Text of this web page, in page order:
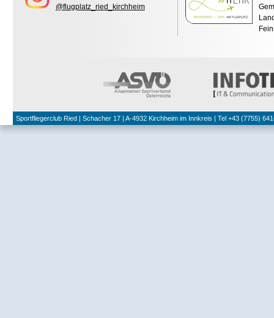
@flugplatz_ried_kirchheim
Sportfliegerclub Ried | Schacher 17 | A-4932 Kirchheim im Innkreis | Tel +43 (7755)